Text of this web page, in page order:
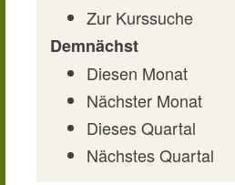
Zur Kurssuche
Demnächst
Diesen Monat
Nächster Monat
Dieses Quartal
Nächstes Quartal